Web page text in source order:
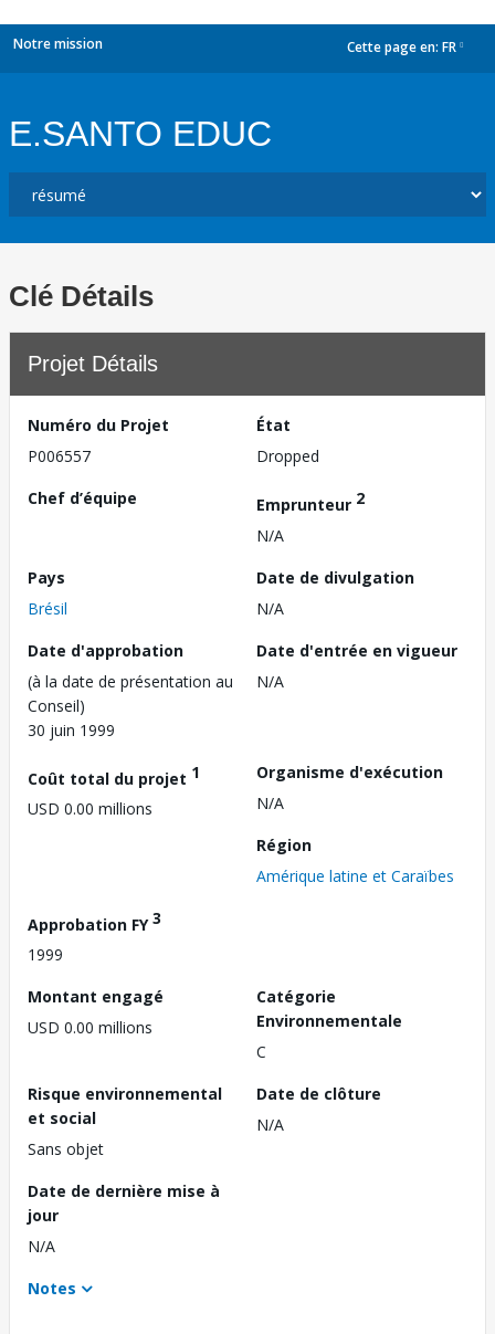
Notre mission Cette page en: FR
E.SANTO EDUC
Clé Détails
Projet Détails
Numéro du Projet
P006557
État
Dropped
Chef d’équipe
Emprunteur 2
N/A
Pays
Brésil
Date de divulgation
N/A
Date d'approbation
(à la date de présentation au
Conseil)
30 juin 1999
Date d'entrée en vigueur
N/A
Coût total du projet 1
USD 0.00 millions
Organisme d'exécution
N/A
Région
Amérique latine et Caraïbes
Approbation FY3
1999
Montant engagé
USD 0.00 millions
Catégorie
Environnementale
C
Risque environnemental
et social
Sans objet
Date de clôture
N/A
Date de dernière mise à
jour
N/A
Notes